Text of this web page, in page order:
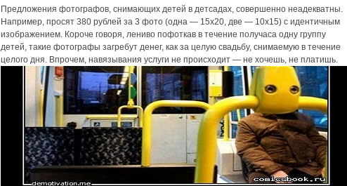
Предложения фотографов, снимающих детей в детсадах, совершенно неадекватны.
Например, просят 380 рублей за 3 фото (одна — 15х20, две — 10х15) с идентичным
изображением. Короче говоря, лениво пофоткав в течение получаса одну группу
детей, такие фотографы загребут денег, как за целую свадьбу, снимаемую в течение
целого дня. Впрочем, навязывания услуги не происходит — не хочешь, не платишь.